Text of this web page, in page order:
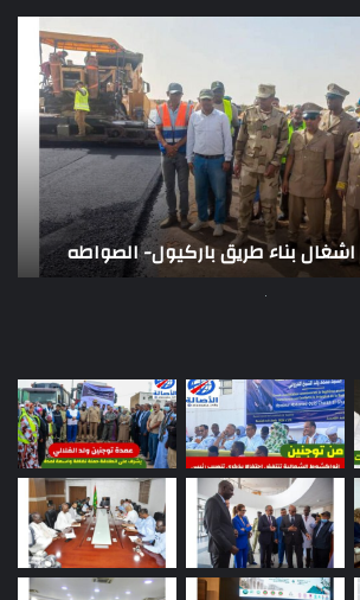
اشغال بناء طريق باركيول- الصواطه